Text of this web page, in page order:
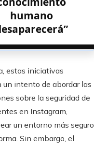
humano
estas iniciativas
un intento de abordar las
sobre la seguridad de
en Instagram,
un entorno más seguro
Sin embargo, el